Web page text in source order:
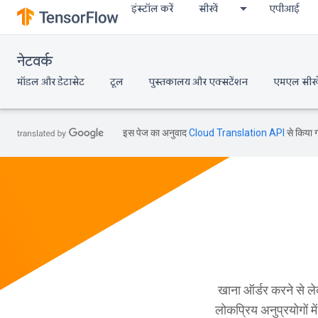
इंस्टॉल करें सीखें एपीआई
नेटवर्क
मॉडल और डेटासेट टूल पुस्तकालय और एक्सटेंशन एमएल
इस पेज का अनुवादCloud Translation API से किया
खाना ऑर्डर करने से
लोकप्रिय अनुप्रयोगों